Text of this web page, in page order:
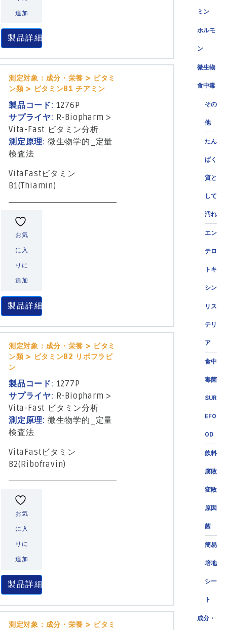
ミン
ホルモ
ン
微生物
食中毒
その
他
たん
ぱく
質と
して
汚れ
エン
テロ
トキ
シン
リス
テリ
ア
食中
毒菌
SUR
EFO
OD
飲料
腐敗
変敗
原因
菌
簡易
培地
シー
ト
成分・
追加
製品詳細
測定対象：成分・栄養 > ビタミ
ン類 > ビタミンB1 チアミン
製品コード: 1276P
サプライヤ: R-Biopharm >
Vita-Fast ビタミン分析
測定原理: 微生物学的_定量
検査法
VitaFastビタミン
B1(Thiamin)
お気
に入
りに
追加
製品詳細
測定対象：成分・栄養 > ビタミ
ン類 > ビタミンB2 リボフラビ
ン
製品コード: 1277P
サプライヤ: R-Biopharm >
Vita-Fast ビタミン分析
測定原理: 微生物学的_定量
検査法
VitaFastビタミン
B2(Ribofravin)
お気
に入
りに
追加
製品詳細
測定対象：成分・栄養 > ビタミ